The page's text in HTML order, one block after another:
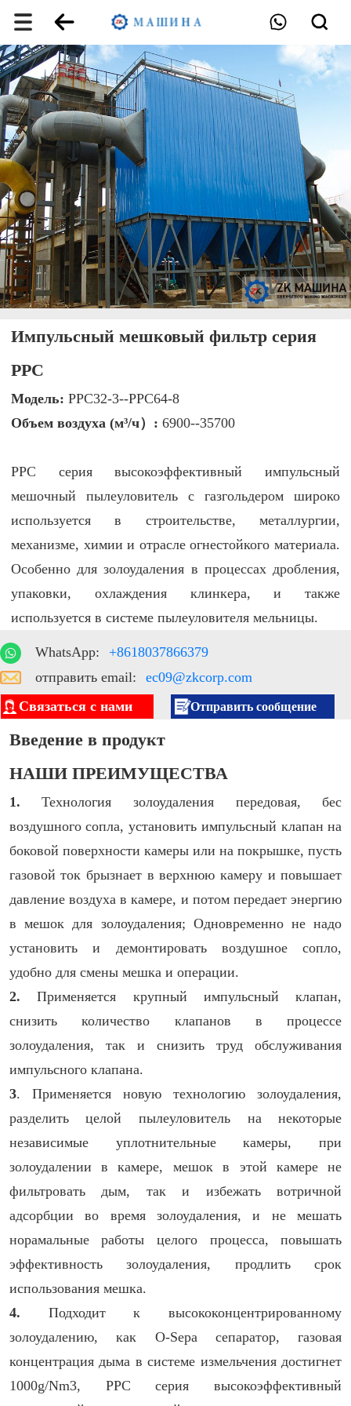
Импульсный мешковый фильтр серия
PPC
Модель:PPC32-3--PPC64-8
Объем воздуха (м³/ч）: 6900--35700
PPC серия высокоэффективный импульсный
мешочный пылеуловитель с газгольдером широко
используется в строительстве, металлургии,
механизме, химии и отрасле огнестойкого материала.
Особенно для золоудаления в процессах дробления,
упаковки, охлаждения клинкера, и также
используется в системе пылеуловителя мельницы.
WhatsApp:
+8618037866379
отправить email:
ec09@zkcorp.com
Связаться с нами
Отправить сообщение
Введение в продукт
НАШИ ПРЕИМУЩЕСТВА
1. Технология золоудаления передовая, бес
воздушного сопла, установить импульсный клапан на
боковой поверхности камеры или на покрышке, пусть
газовой ток брызнает в верхнюю камеру и повышает
давление воздуха в камере, и потом передает энергию
в мешок для золоудаления; Одновременно не надо
установить и демонтировать воздушное сопло,
удобно для смены мешка и операции.
2. Применяется крупный импульсный клапан,
снизить количество клапанов в процессе
золоудаления, так и снизить труд обслуживания
импульсного клапана.
3. Применяется новую технологию золоудаления,
разделить целой пылеуловитель на некоторые
независимые уплотнительные камеры, при
золоудалении в камере, мешок в этой камере не
фильтровать дым, так и избежать вотричной
адсорбции во время золоудаления, и не мешать
норамальные работы целого процесса, повышать
эффективность золоудаления, продлить срок
использования мешка.
4. Подходит к высококонцентрированному
золоудалению, как O-Sepa сепаратор, газовая
концентрация дыма в системе измельчения достигнет
1000g/Nm3, PPC серия высокоэффективный